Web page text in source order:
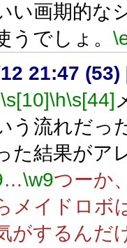
い画期的な
うでしょ。
21:47 (53)
\s[10]\h\s[44]
う流れだっ
た結果がア
…\w9つーか
メイドロボ
がするんだ